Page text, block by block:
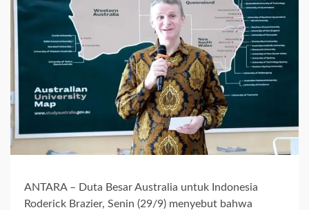
ANTARA – Duta Besar Australia untuk Indonesia
Roderick Brazier, Senin (29/9) menyebut bahwa